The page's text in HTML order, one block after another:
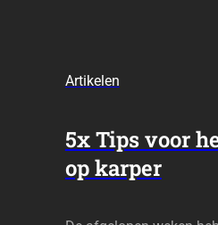
Artikelen
5x Tips voor
op karper